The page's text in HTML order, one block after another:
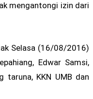
mengantongi izin dari
Selasa (16/08/2016)
Edwar Samsi,
taruna, KKN UMB dan